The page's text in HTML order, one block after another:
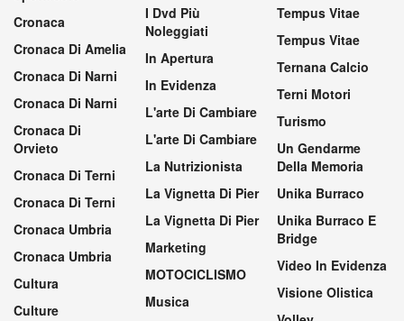
Cronaca
Cronaca Di Amelia
Cronaca Di Narni
Cronaca Di Narni
Cronaca Di
Orvieto
Cronaca Di Terni
Cronaca Di Terni
Cronaca Umbria
Cronaca Umbria
Cultura
Culture
I Dvd Più
Noleggiati
In Apertura
In Evidenza
L'arte Di Cambiare
L'arte Di Cambiare
La Nutrizionista
La Vignetta Di Pier
La Vignetta Di Pier
Marketing
MOTOCICLISMO
Musica
Tempus Vitae
Tempus Vitae
Ternana Calcio
Terni Motori
Turismo
Un Gendarme
Della Memoria
Unika Burraco
Unika Burraco E
Bridge
Video In Evidenza
Visione Olistica